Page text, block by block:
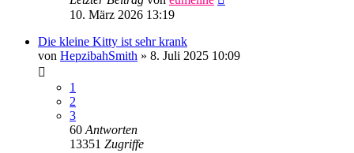
10. März 2026 13:19
Die kleine Kitty ist sehr krank
von HepzibahSmith » 8. Juli 2025 10:09
1
2
3
60 Antworten
13351 Zugriffe